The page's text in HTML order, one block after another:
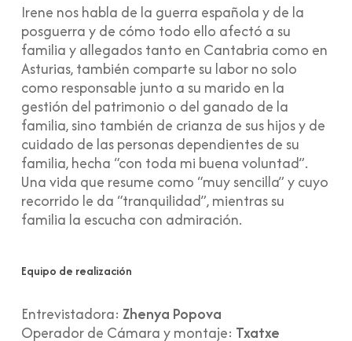
Irene nos habla de la guerra española y de la
posguerra y de cómo todo ello afectó a su
familia y allegados tanto en Cantabria como en
Asturias, también comparte su labor no solo
como responsable junto a su marido en la
gestión del patrimonio o del ganado de la
familia, sino también de crianza de sus hijos y de
cuidado de las personas dependientes de su
familia, hecha “con toda mi buena voluntad”.
Una vida que resume como “muy sencilla” y cuyo
recorrido le da “tranquilidad”, mientras su
familia la escucha con admiración.
Equipo de realización
Entrevistadora: Zhenya Popova
Operador de Cámara y montaje: Txatxe